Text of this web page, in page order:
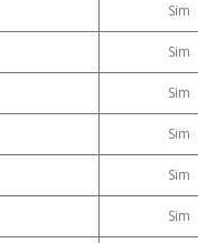
Sim
Sim
Sim
Sim
Sim
Sim